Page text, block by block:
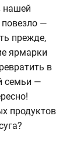
нашей
—
прежде,
ярмарки
в
семьи —
продуктов